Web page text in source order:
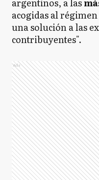
argentinos, a las
acogidas al
una solución a las
contribuyentes".
Ads